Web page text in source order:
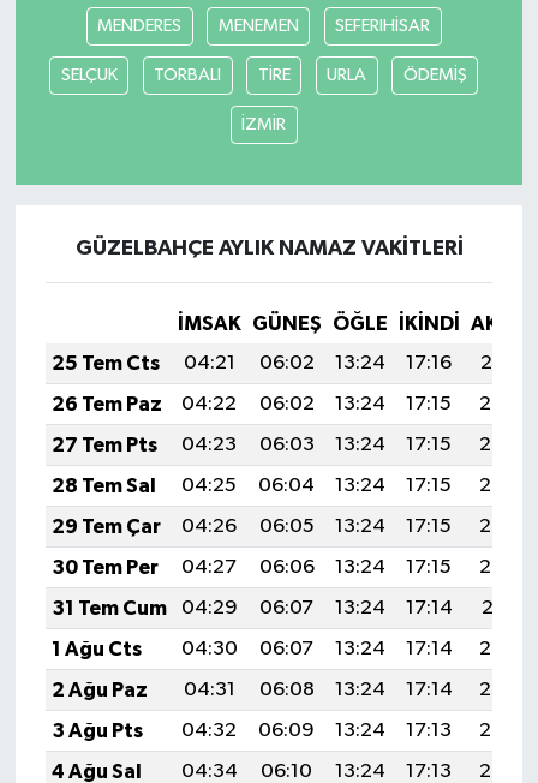
MENDERES MENEMEN SEFERIHİSAR
SELÇUK TORBALI TİRE URLA ÖDEMİŞ
İZMİR
GÜZELBAHÇE AYLIK NAMAZ VAKITLERI
İMSAK GÜNEŞ ÖĞLE İKINDI
25 Tem Cts
04:21 06:02 13:24 17:16
20:37
26 Tem Paz
04:22 06:02 13:24 17:15
20:36
27 Tem Pts
04:23 06:03 13:24 17:15
20:35
28 Tem Sal
04:25 06:04 13:24 17:15
20:34
29 Tem Çar
04:26 06:05 13:24 17:15
20:33
30 Tem Per
04:27 06:06 13:24 17:15
20:32
31 Tem Cum
04:29 06:07 13:24 17:14
20:31
1 Ağu Cts
04:30 06:07 13:24 17:14
20:30
2 Ağu Paz
04:31 06:08 13:24 17:14
20:29
3 Ağu Pts
04:32 06:09 13:24 17:13
20:28
4 Ağu Sal
04:34 06:10 13:24 17:13
20:27